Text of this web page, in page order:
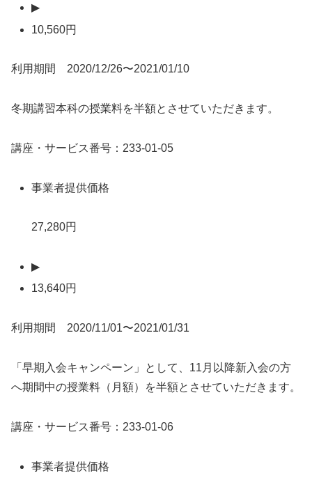
▶
10,560円
利用期間 2020/12/26〜2021/01/10
冬期講習本科の授業料を半額とさせていただきます。
講座・サービス番号：233-01-05
事業者提供価格
27,280円
▶
13,640円
利用期間 2020/11/01〜2021/01/31
「早期入会キャンペーン」として、11月以降新入会の方
へ期間中の授業料（月額）を半額とさせていただきます。
講座・サービス番号：233-01-06
事業者提供価格